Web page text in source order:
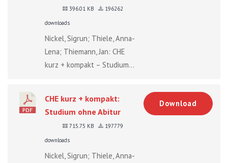
396.01 KB
196262
downloads
Nickel, Sigrun; Thiele, Anna-
Lena; Thiemann, Jan: CHE
kurz + kompakt – Studium...
CHE kurz + kompakt:
Studium ohne Abitur
715.75 KB
197779
downloads
Nickel, Sigrun; Thiele, Anna-
Download